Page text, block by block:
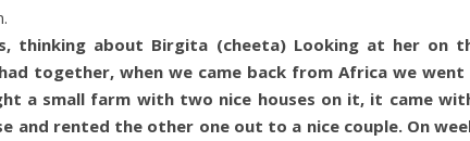
thinking about Birgita (cheeta) Looking at her on
together, when we came back from Africa we went
a small farm with two nice houses on it, it came
and rented the other one out to a nice couple. On